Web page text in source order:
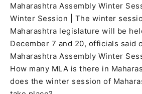
Maharashtra Assembly Winter
Winter Session | The winter
Maharashtra legislature will be
December 7 and 20, officials said
Maharashtra Assembly Winter
How many MLA is there in
does the winter session of